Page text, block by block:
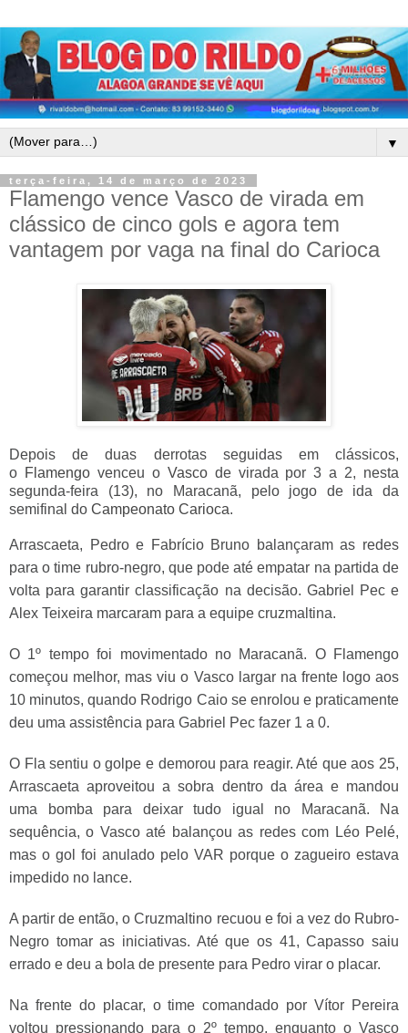
▼
terça-feira, 14 de março de 2023
Flamengo vence Vasco de virada em
clássico de cinco gols e agora tem
vantagem por vaga na final do Carioca
Depois de duas derrotas seguidas em clássicos,
o Flamengo venceu o Vasco de virada por 3 a 2, nesta
segunda-feira (13), no Maracanã, pelo jogo de ida da
semifinal do Campeonato Carioca.
Arrascaeta, Pedro e Fabrício Bruno balançaram as redes
para o time rubro-negro, que pode até empatar na partida de
volta para garantir classificação na decisão. Gabriel Pec e
Alex Teixeira marcaram para a equipe cruzmaltina.
O 1º tempo foi movimentado no Maracanã. O Flamengo
começou melhor, mas viu o Vasco largar na frente logo aos
10 minutos, quando Rodrigo Caio se enrolou e praticamente
deu uma assistência para Gabriel Pec fazer 1 a 0.
O Fla sentiu o golpe e demorou para reagir. Até que aos 25,
Arrascaeta aproveitou a sobra dentro da área e mandou
uma bomba para deixar tudo igual no Maracanã. Na
sequência, o Vasco até balançou as redes com Léo Pelé,
mas o gol foi anulado pelo VAR porque o zagueiro estava
impedido no lance.
A partir de então, o Cruzmaltino recuou e foi a vez do Rubro-
Negro tomar as iniciativas. Até que os 41, Capasso saiu
errado e deu a bola de presente para Pedro virar o placar.
Na frente do placar, o time comandado por Vítor Pereira
voltou pressionando para o 2º tempo, enquanto o Vasco